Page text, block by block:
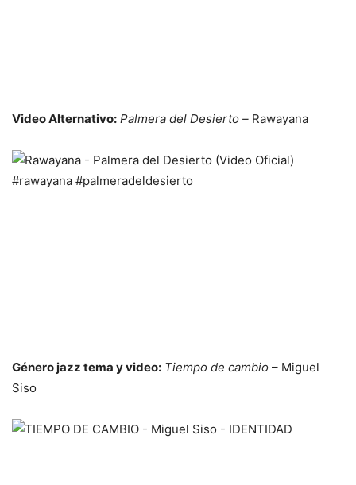
Video Alternativo: Palmera del Desierto – Rawayana
Género jazz tema y video: Tiempo de cambio – Miguel
Siso